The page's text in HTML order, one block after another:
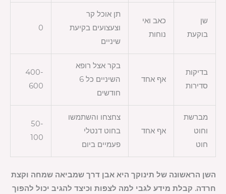
שן
בוקעת
כאב ואי
נוחות
תן אוכל קר
וצעצועים בקיעת
שיניים
0
בדיקות
סדירות
אף אחד
בקר אצל רופא
השיניים כל 6
חודשים
400-
600
מברשת
וחוט
חוט
אף אחד
צחצחו והשתמשו
בחוט דנטלי
פעמיים ביום
50-
100
השן הראשונה של תינוקך היא אבן דרך שמביאה שמחה וקצת
חרדה. קבלת מידע לגבי למה לצפות וכיצד להגיב יכול להפוך